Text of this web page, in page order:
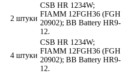
2 штуки
CSB HR 1234W;
FIAMM 12FGH36 (FGH
20902); BB Battery HR9-
12.
4 штуки
CSB HR 1234W;
FIAMM 12FGH36 (FGH
20902); BB Battery HR9-
12.